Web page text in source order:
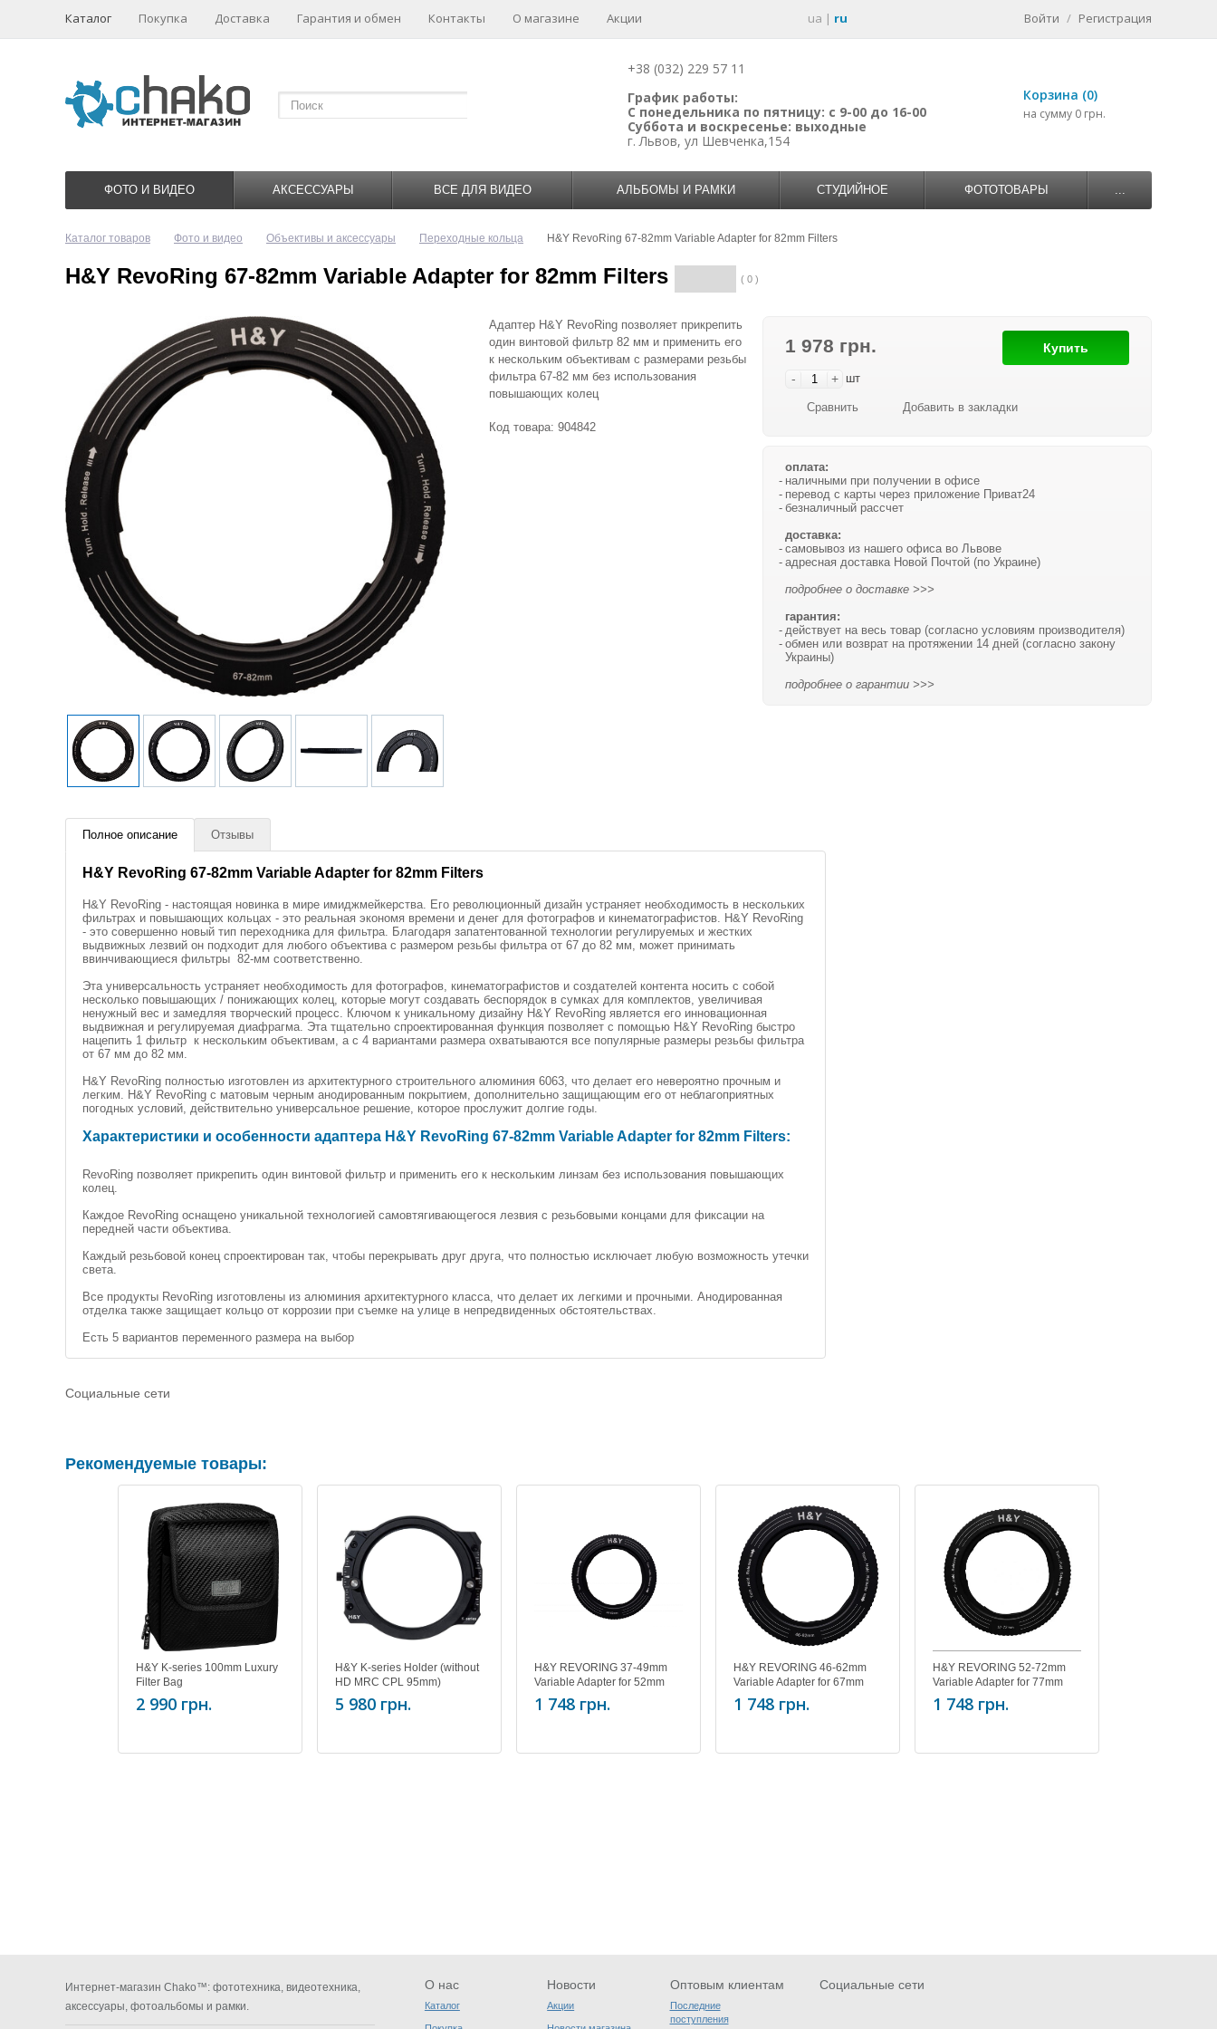
Каталог Покупка Доставка Гарантия и обмен Контакты О магазине Акции ua | ru Войти / Регистрация
+38 (032) 229 57 11
График работы:
С понедельника по пятницу: с 9-00 до 16-00
Суббота и воскресенье: выходные
г. Львов, ул Шевченка,154
Корзина (0)
на сумму 0 грн.
ФОТО И ВИДЕО АКСЕССУАРЫ ВСЕ ДЛЯ ВИДЕО АЛЬБОМЫ И РАМКИ СТУДИЙНОЕ ФОТОТОВАРЫ ...
Каталог товаров Фото и видео Объективы и аксессуары Переходные кольца H&Y RevoRing 67-82mm Variable Adapter for 82mm Filters
H&Y RevoRing 67-82mm Variable Adapter for 82mm Filters ( 0 )
1 978 грн.
- + шт
Купить
Сравнить Добавить в закладки
оплата:
наличными при получении в офисе
перевод с карты через приложение Приват24
безналичный рассчет
доставка:
самовывоз из нашего офиса во Львове
адресная доставка Новой Почтой (по Украине)
подробнее о доставке >>>
гарантия:
действует на весь товар (согласно условиям производителя)
обмен или возврат на протяжении 14 дней (согласно закону
Украины)
подробнее о гарантии >>>
Адаптер H&Y RevoRing позволяет прикрепить
один винтовой фильтр 82 мм и применить его
к нескольким объективам с размерами резьбы
фильтра 67-82 мм без использования
повышающих колец
Код товара: 904842
Полное описание Отзывы
H&Y RevoRing 67-82mm Variable Adapter for 82mm Filters
H&Y RevoRing - настоящая новинка в мире имиджмейкерства. Его революционный дизайн устраняет необходимость в нескольких
фильтрах и повышающих кольцах - это реальная экономя времени и денег для фотографов и кинематографистов. H&Y RevoRing
- это совершенно новый тип переходника для фильтра. Благодаря запатентованной технологии регулируемых и жестких
выдвижных лезвий он подходит для любого объектива с размером резьбы фильтра от 67 до 82 мм, может принимать
ввинчивающиеся фильтры 82-мм соответственно.
Эта универсальность устраняет необходимость для фотографов, кинематографистов и создателей контента носить с собой
несколько повышающих / понижающих колец, которые могут создавать беспорядок в сумках для комплектов, увеличивая
ненужный вес и замедляя творческий процесс. Ключом к уникальному дизайну H&Y RevoRing является его инновационная
выдвижная и регулируемая диафрагма. Эта тщательно спроектированная функция позволяет с помощью H&Y RevoRing быстро
нацепить 1 фильтр к нескольким объективам, а с 4 вариантами размера охватываются все популярные размеры резьбы фильтра
от 67 мм до 82 мм.
H&Y RevoRing полностью изготовлен из архитектурного строительного алюминия 6063, что делает его невероятно прочным и
легким. H&Y RevoRing с матовым черным анодированным покрытием, дополнительно защищающим его от неблагоприятных
погодных условий, действительно универсальное решение, которое прослужит долгие годы.
Характеристики и особенности адаптера H&Y RevoRing 67-82mm Variable Adapter for 82mm Filters:
RevoRing позволяет прикрепить один винтовой фильтр и применить его к нескольким линзам без использования повышающих
колец.
Каждое RevoRing оснащено уникальной технологией самовтягивающегося лезвия с резьбовыми концами для фиксации на
передней части объектива.
Каждый резьбовой конец спроектирован так, чтобы перекрывать друг друга, что полностью исключает любую возможность утечки
света.
Все продукты RevoRing изготовлены из алюминия архитектурного класса, что делает их легкими и прочными. Анодированная
отделка также защищает кольцо от коррозии при съемке на улице в непредвиденных обстоятельствах.
Есть 5 вариантов переменного размера на выбор
Социальные сети
Рекомендуемые товары:
H&Y K-series 100mm Luxury
Filter Bag
2 990 грн.
H&Y K-series Holder (without
HD MRC CPL 95mm)
5 980 грн.
H&Y REVORING 37-49mm
Variable Adapter for 52mm
Filters
1 748 грн.
H&Y REVORING 46-62mm
Variable Adapter for 67mm
Filters
1 748 грн.
H&Y REVORING 52-72mm
Variable Adapter for 77mm
Filters
1 748 грн.
Интернет-магазин Chako™: фототехника, видеотехника,
аксессуары, фотоальбомы и рамки.
О нас
Каталог
Новости
Акции
Оптовым клиентам
Последние
поступления
Социальные сети